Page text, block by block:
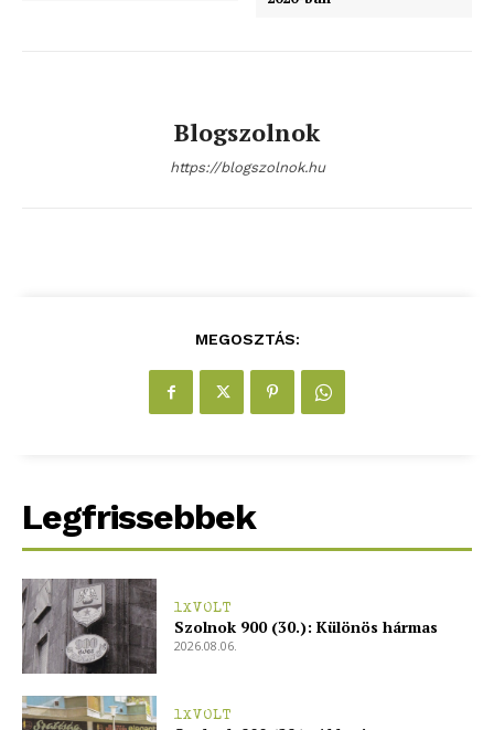
Blogszolnok
https://blogszolnok.hu
MEGOSZTÁS:
Legfrissebbek
1XVOLT
Szolnok 900 (30.): Különös hármas
2026.08.06.
1XVOLT